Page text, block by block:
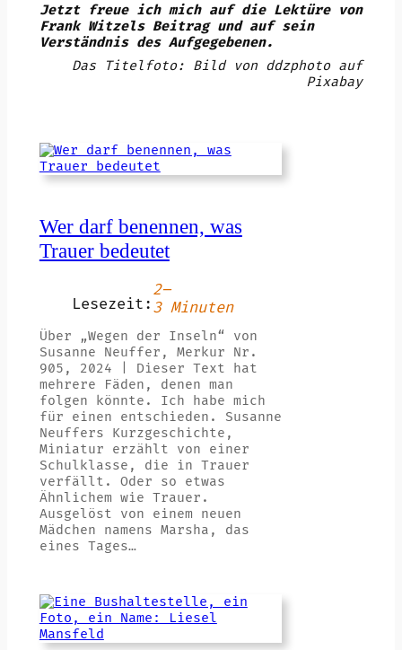
Jetzt freue ich mich auf die Lektüre von
Frank Witzels Beitrag und auf sein
Verständnis des Aufgegebenen.
Das Titelfoto: Bild von ddzphoto auf
Pixabay
Wer darf benennen, was
Trauer bedeutet
Lesezeit:
2–
3 Minuten
Über „Wegen der Inseln“ von
Susanne Neuffer, Merkur Nr.
905, 2024 | Dieser Text hat
mehrere Fäden, denen man
folgen könnte. Ich habe mich
für einen entschieden. Susanne
Neuffers Kurzgeschichte,
Miniatur erzählt von einer
Schulklasse, die in Trauer
verfällt. Oder so etwas
Ähnlichem wie Trauer.
Ausgelöst von einem neuen
Mädchen namens Marsha, das
eines Tages…